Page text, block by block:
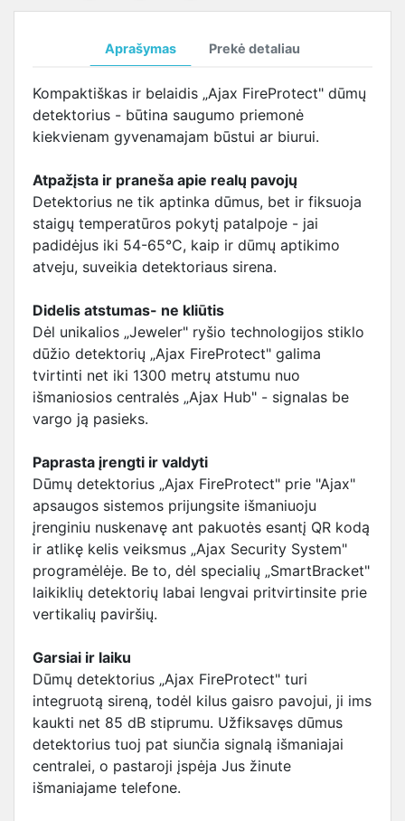
Aprašymas Prekė detaliau
Kompaktiškas ir belaidis „Ajax FireProtect" dūmų
detektorius - būtina saugumo priemonė
kiekvienam gyvenamajam būstui ar biurui.
Atpažįsta ir praneša apie realų pavojų
Detektorius ne tik aptinka dūmus, bet ir fiksuoja
staigų temperatūros pokytį patalpoje - jai
padidėjus iki 54-65°C, kaip ir dūmų aptikimo
atveju, suveikia detektoriaus sirena.
Didelis atstumas- ne kliūtis
Dėl unikalios „Jeweler" ryšio technologijos stiklo
dūžio detektorių „Ajax FireProtect" galima
tvirtinti net iki 1300 metrų atstumu nuo
išmaniosios centralės „Ajax Hub" - signalas be
vargo ją pasieks.
Paprasta įrengti ir valdyti
Dūmų detektorius „Ajax FireProtect" prie "Ajax"
apsaugos sistemos prijungsite išmaniuoju
įrenginiu nuskenavę ant pakuotės esantį QR kodą
ir atlikę kelis veiksmus „Ajax Security System"
programėlėje. Be to, dėl specialių „SmartBracket"
laikiklių detektorių labai lengvai pritvirtinsite prie
vertikalių paviršių.
Garsiai ir laiku
Dūmų detektorius „Ajax FireProtect" turi
integruotą sireną, todėl kilus gaisro pavojui, ji ims
kaukti net 85 dB stiprumu. Užfiksavęs dūmus
detektorius tuoj pat siunčia signalą išmaniajai
centralei, o pastaroji įspėja Jus žinute
išmaniajame telefone.